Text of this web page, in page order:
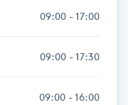
09:00 - 17:00
09:00 - 17:30
09:00 - 16:00